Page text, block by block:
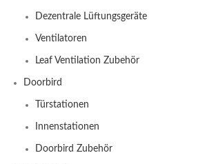
Dezentrale Lüftungsgeräte
Ventilatoren
Leaf Ventilation Zubehör
Doorbird
Türstationen
Innenstationen
Doorbird Zubehör